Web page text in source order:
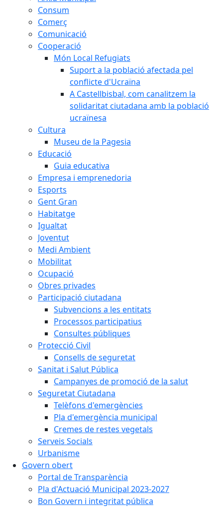
Consum
Comerç
Comunicació
Cooperació
Món Local Refugiats
Suport a la població afectada pel
conflicte d'Ucraïna
A Castellbisbal, com canalitzem la
solidaritat ciutadana amb la població
ucraïnesa
Cultura
Museu de la Pagesia
Educació
Guia educativa
Empresa i emprenedoria
Esports
Gent Gran
Habitatge
Igualtat
Joventut
Medi Ambient
Mobilitat
Ocupació
Obres privades
Participació ciutadana
Subvencions a les entitats
Processos participatius
Consultes públiques
Protecció Civil
Consells de seguretat
Sanitat i Salut Pública
Campanyes de promoció de la salut
Seguretat Ciutadana
Telèfons d'emergències
Pla d'emergència municipal
Cremes de restes vegetals
Serveis Socials
Urbanisme
Govern obert
Portal de Transparència
Pla d'Actuació Municipal 2023-2027
Bon Govern i integritat pública